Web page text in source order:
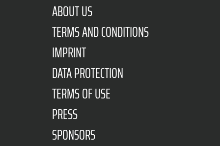
ABOUT US
TERMS AND CONDITIONS
IMPRINT
DATA PROTECTION
TERMS OF USE
PRESS
SPONSORS